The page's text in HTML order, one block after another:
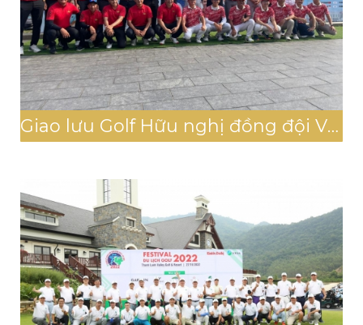
Giao lưu Golf Hữu nghị đồng đội Việt Nam- Singapore 2023